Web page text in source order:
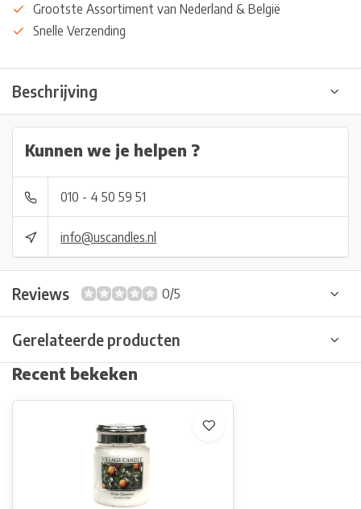
Grootste Assortiment van Nederland & België
Snelle Verzending
Beschrijving
Kunnen we je helpen ?
010 - 4 50 59 51
info@uscandles.nl
Reviews 0/5
Gerelateerde producten
Recent bekeken